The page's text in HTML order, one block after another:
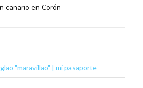
canario en Corón
"maravillao" | mi pasaporte